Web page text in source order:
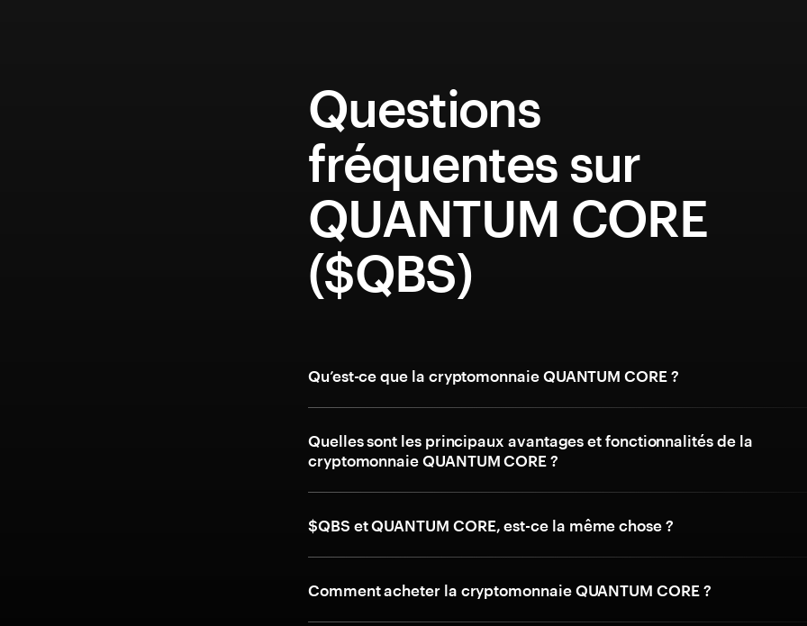
Questions
fréquentes sur
QUANTUM CORE
($QBS)
Qu’est-ce que la cryptomonnaie QUANTUM CORE ?
Quelles sont les principaux avantages et fonctionnalités de la
cryptomonnaie QUANTUM CORE ?
$QBS et QUANTUM CORE, est-ce la même chose ?
Comment acheter la cryptomonnaie QUANTUM CORE ?